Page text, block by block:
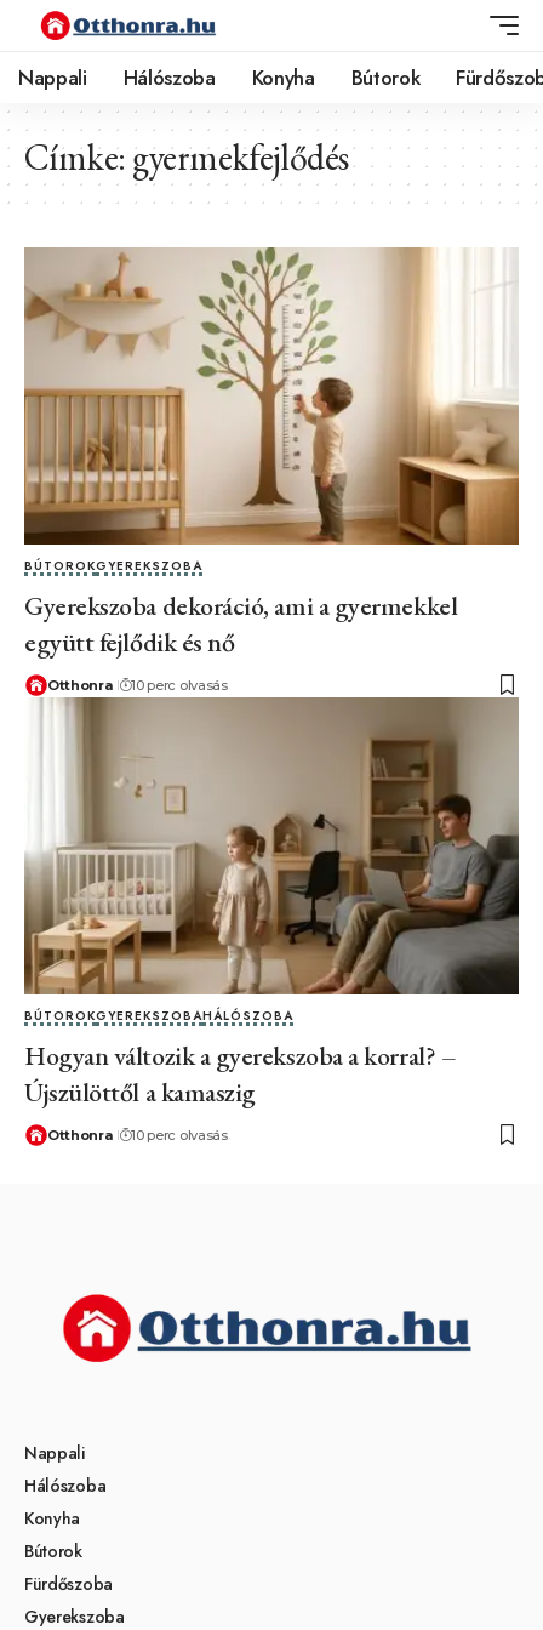
Nappali Hálószoba Konyha Bútorok
Címke: gyermekfejlődés
BÚTOROKGYEREKSZOBA
Gyerekszoba dekoráció, ami a gyermekkel
együtt fejlődik és nő
Otthonra 10 perc olvasás
BÚTOROKGYEREKSZOBAHÁLÓSZOBA
Hogyan változik a gyerekszoba a korral? –
Újszülöttől a kamaszig
Otthonra 10 perc olvasás
Nappali
Hálószoba
Konyha
Bútorok
Fürdőszoba
Gyerekszoba